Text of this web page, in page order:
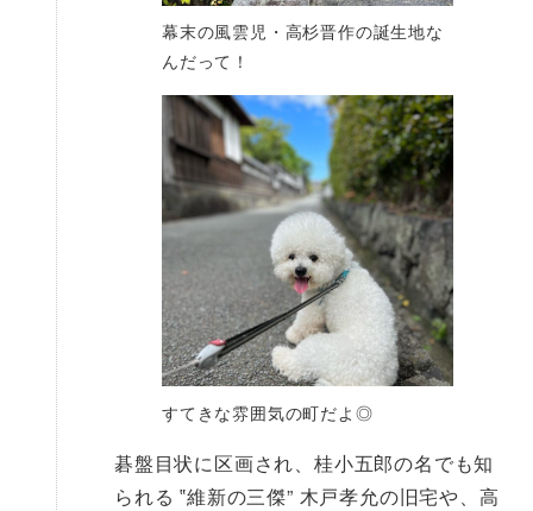
幕末の風雲児・高杉晋作の誕生地な
んだって！
すてきな雰囲気の町だよ◎
碁盤目状に区画され、桂小五郎の名でも知
られる ‟維新の三傑” 木戸孝允の旧宅や、高